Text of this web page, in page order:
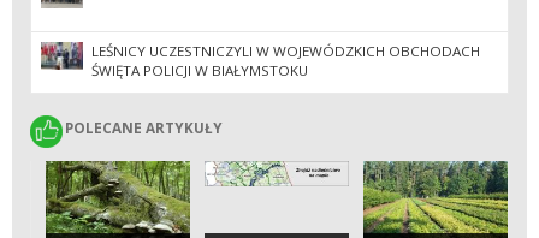
LEŚNICY UCZESTNICZYLI W WOJEWÓDZKICH OBCHODACH
ŚWIĘTA POLICJI W BIAŁYMSTOKU
POLECANE ARTYKUŁY
POLECANE ARTYKUŁY